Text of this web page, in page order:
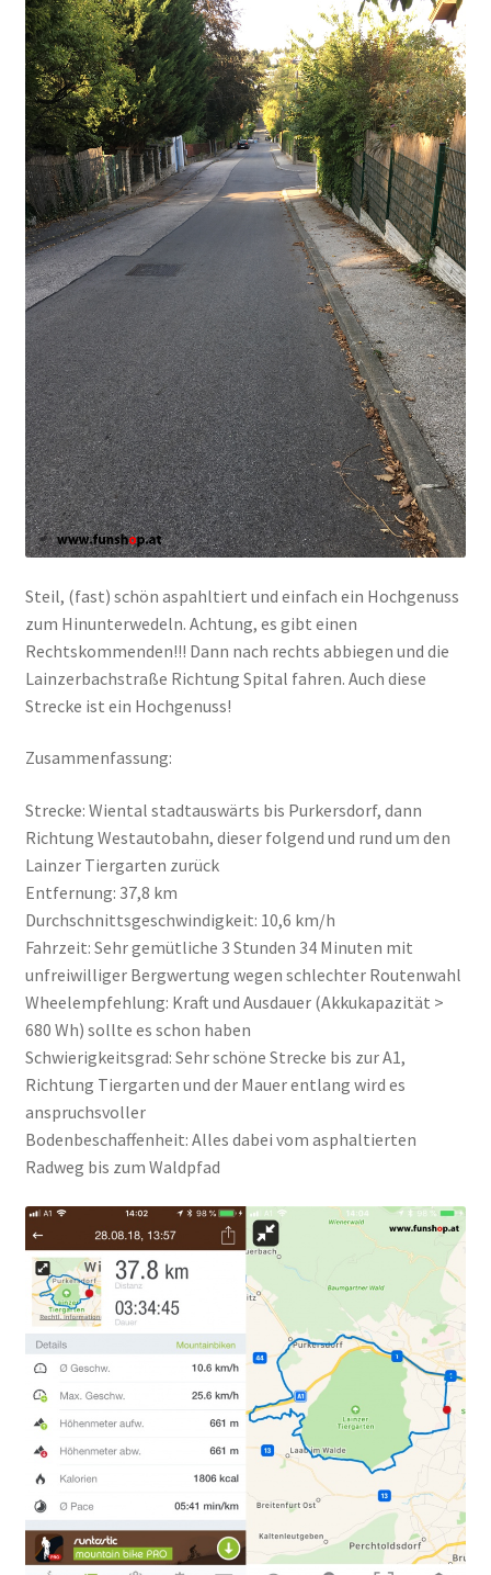
Steil, (fast) schön aspahltiert und einfach ein Hochgenuss
zum Hinunterwedeln. Achtung, es gibt einen
Rechtskommenden!!! Dann nach rechts abbiegen und die
Lainzerbachstraße Richtung Spital fahren. Auch diese
Strecke ist ein Hochgenuss!
Zusammenfassung:
Strecke: Wiental stadtauswärts bis Purkersdorf, dann
Richtung Westautobahn, dieser folgend und rund um den
Lainzer Tiergarten zurück
Entfernung: 37,8 km
Durchschnittsgeschwindigkeit: 10,6 km/h
Fahrzeit: Sehr gemütliche 3 Stunden 34 Minuten mit
unfreiwilliger Bergwertung wegen schlechter Routenwahl
Wheelempfehlung: Kraft und Ausdauer (Akkukapazität >
680 Wh) sollte es schon haben
Schwierigkeitsgrad: Sehr schöne Strecke bis zur A1,
Richtung Tiergarten und der Mauer entlang wird es
anspruchsvoller
Bodenbeschaffenheit: Alles dabei vom asphaltierten
Radweg bis zum Waldpfad